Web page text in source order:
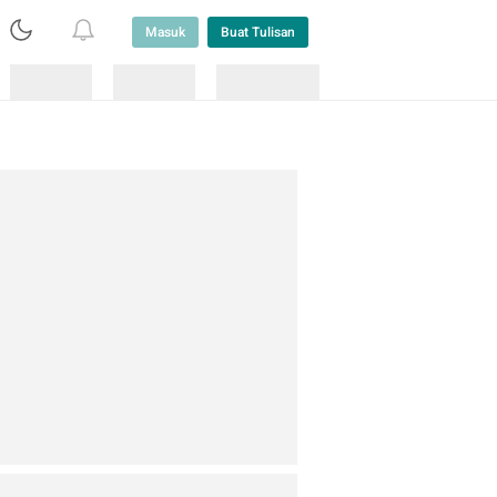
Masuk Buat Tulisan